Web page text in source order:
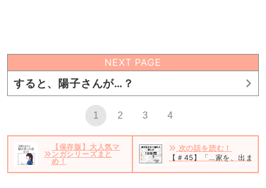
NEXT PAGE
すると、陽子さんが…？
1 2 3 4
【保存版】大人気マ
ンガシリーズまと
め！
次の話を読む！
【＃45】「…家を、出ます